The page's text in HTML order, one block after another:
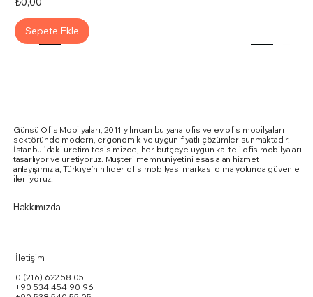
Sepete Ekle
Günsü Ofis Mobilyaları, 2011 yılından bu yana ofis ve ev ofis mobilyaları
sektöründe modern, ergonomik ve uygun fiyatlı çözümler sunmaktadır.
İstanbul’daki üretim tesisimizde, her bütçeye uygun kaliteli ofis mobilyaları
tasarlıyor ve üretiyoruz. Müşteri memnuniyetini esas alan hizmet
anlayışımızla, Türkiye’nin lider ofis mobilyası markası olma yolunda güvenle
ilerliyoruz.
Hakkımızda
İletişim
0 (216) 622 58 05
+90 534 454 90 96